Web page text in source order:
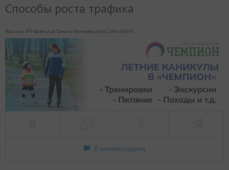
Способы роста трафика
Реклама. ИП Котвицкая Татьяна Евгеньевна erid:2VfnxyJShrK
0 комментариев